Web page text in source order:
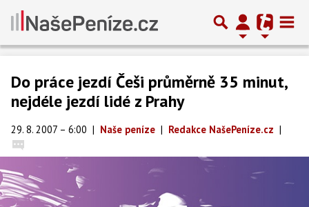
Do práce jezdí Češi průměrně 35 minut,
nejdéle jezdí lidé z Prahy
29. 8. 2007 – 6:00 | Naše peníze | Redakce NašePeníze.cz |